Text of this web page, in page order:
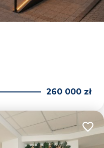
260 000 zł